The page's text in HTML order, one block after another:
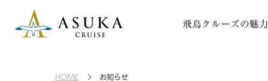
飛鳥クルーズの魅力
HOME お知らせ